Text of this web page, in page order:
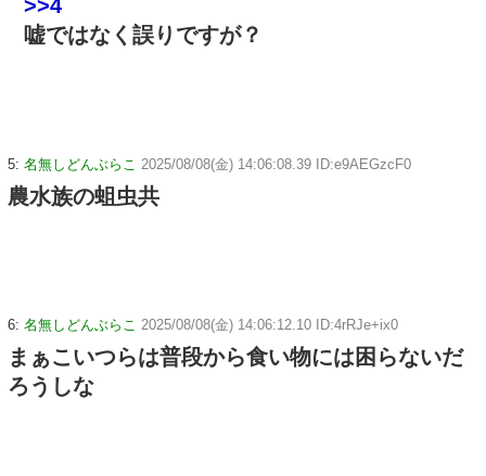
>>4
嘘ではなく誤りですが？
5: 名無しどんぶらこ 2025/08/08(金) 14:06:08.39 ID:e9AEGzcF0
農水族の蛆虫共
6: 名無しどんぶらこ 2025/08/08(金) 14:06:12.10 ID:4rRJe+ix0
まぁこいつらは普段から食い物には困らないだ
ろうしな